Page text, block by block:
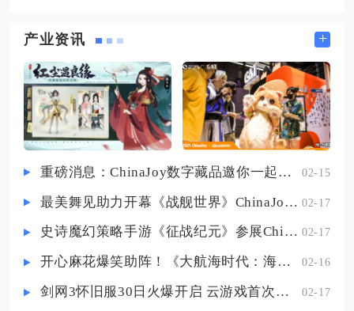
的装备。追求稳定刷取紫、橙色双
刀，镇守挑战是性价比最高的途
径，打开挑战界面筛选带有双刀装
备掉落标记的镇守首领，反复挑战
持续产
影咖喱专属侍刃，自身只具备近战
主动隐身技能，所有隐身效果均依
靠战甲、守护或移植技能提供，不
同隐身手段适配的影生输出流派有
明显区分，熟练搭配后既能满足间
谍任务全程潜行，也能在中断、生
发隐匿近战增伤。依靠Ash战甲烟幕
技能是适配影生最通用的隐身方
产业资讯 +
重磅消息：ChinaJoy数字藏品邀你一起评选 02-15
最美舞见助力开幕《战舰世界》ChinaJoy首日精彩碰撞 02-17
史诗魔幻策略手游《征战纪元》参展ChinaJoy，SLG与放置融合玩法来袭 02-17
开心麻花爆笑助阵！《大航海时代：海上霸主》亮相China Joy 02-16
剑网3怀旧服30日火爆开启 云游戏首次亮相CJ打造舒适畅玩体验 02-17